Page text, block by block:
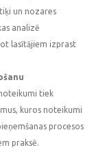
un nozares
analizē
lasītājiem izprast
tiek
kuros noteikumi
procesos
praksē.